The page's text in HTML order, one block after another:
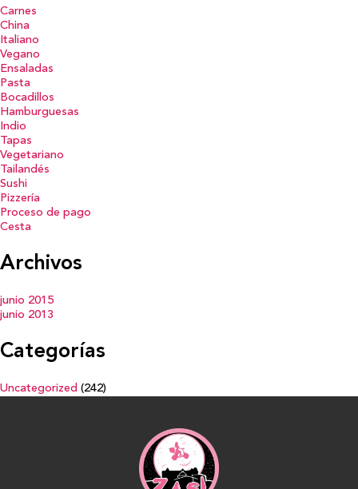
Carnes
China
Italiano
Vegano
Ensaladas
Pasta
Bocadillos
Hamburguesas
Indio
Tapas
Vegetariano
Tailandés
Sushi
Pizzería
Proceso de pago
Cesta
Archivos
junio 2015
junio 2013
Categorías
Uncategorized (242)